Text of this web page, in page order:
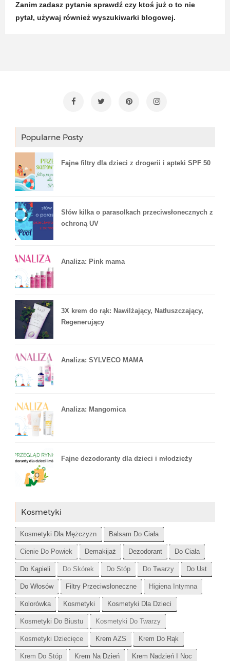
Zanim zadasz pytanie sprawdź czy ktoś już o to nie
pytał, używaj również wyszukiwarki blogowej.
Popularne Posty
Fajne filtry dla dzieci z drogerii i apteki SPF 50
Słów kilka o parasolkach przeciwsłonecznych z
ochroną UV
Analiza: Pink mama
3X krem do rąk: Nawilżający, Natłuszczający,
Regenerujący
Analiza: SYLVECO MAMA
Analiza: Mangomica
Fajne dezodoranty dla dzieci i młodzieży
Kosmetyki
Kosmetyki Dla Mężczyzn Balsam Do Ciała
Cienie Do Powiek Demakijaż Dezodorant Do Ciała
Do Kąpieli Do Skórek Do Stóp Do Twarzy Do Ust
Do Włosów Filtry Przeciwsłoneczne Higiena Intymna
Kolorówka Kosmetyki Kosmetyki Dla Dzieci
Kosmetyki Do Biustu Kosmetyki Do Twarzy
Kosmetyki Dziecięce Krem AZS Krem Do Rąk
Krem Do Stóp Krem Na Dzień Krem Nadzień I Noc